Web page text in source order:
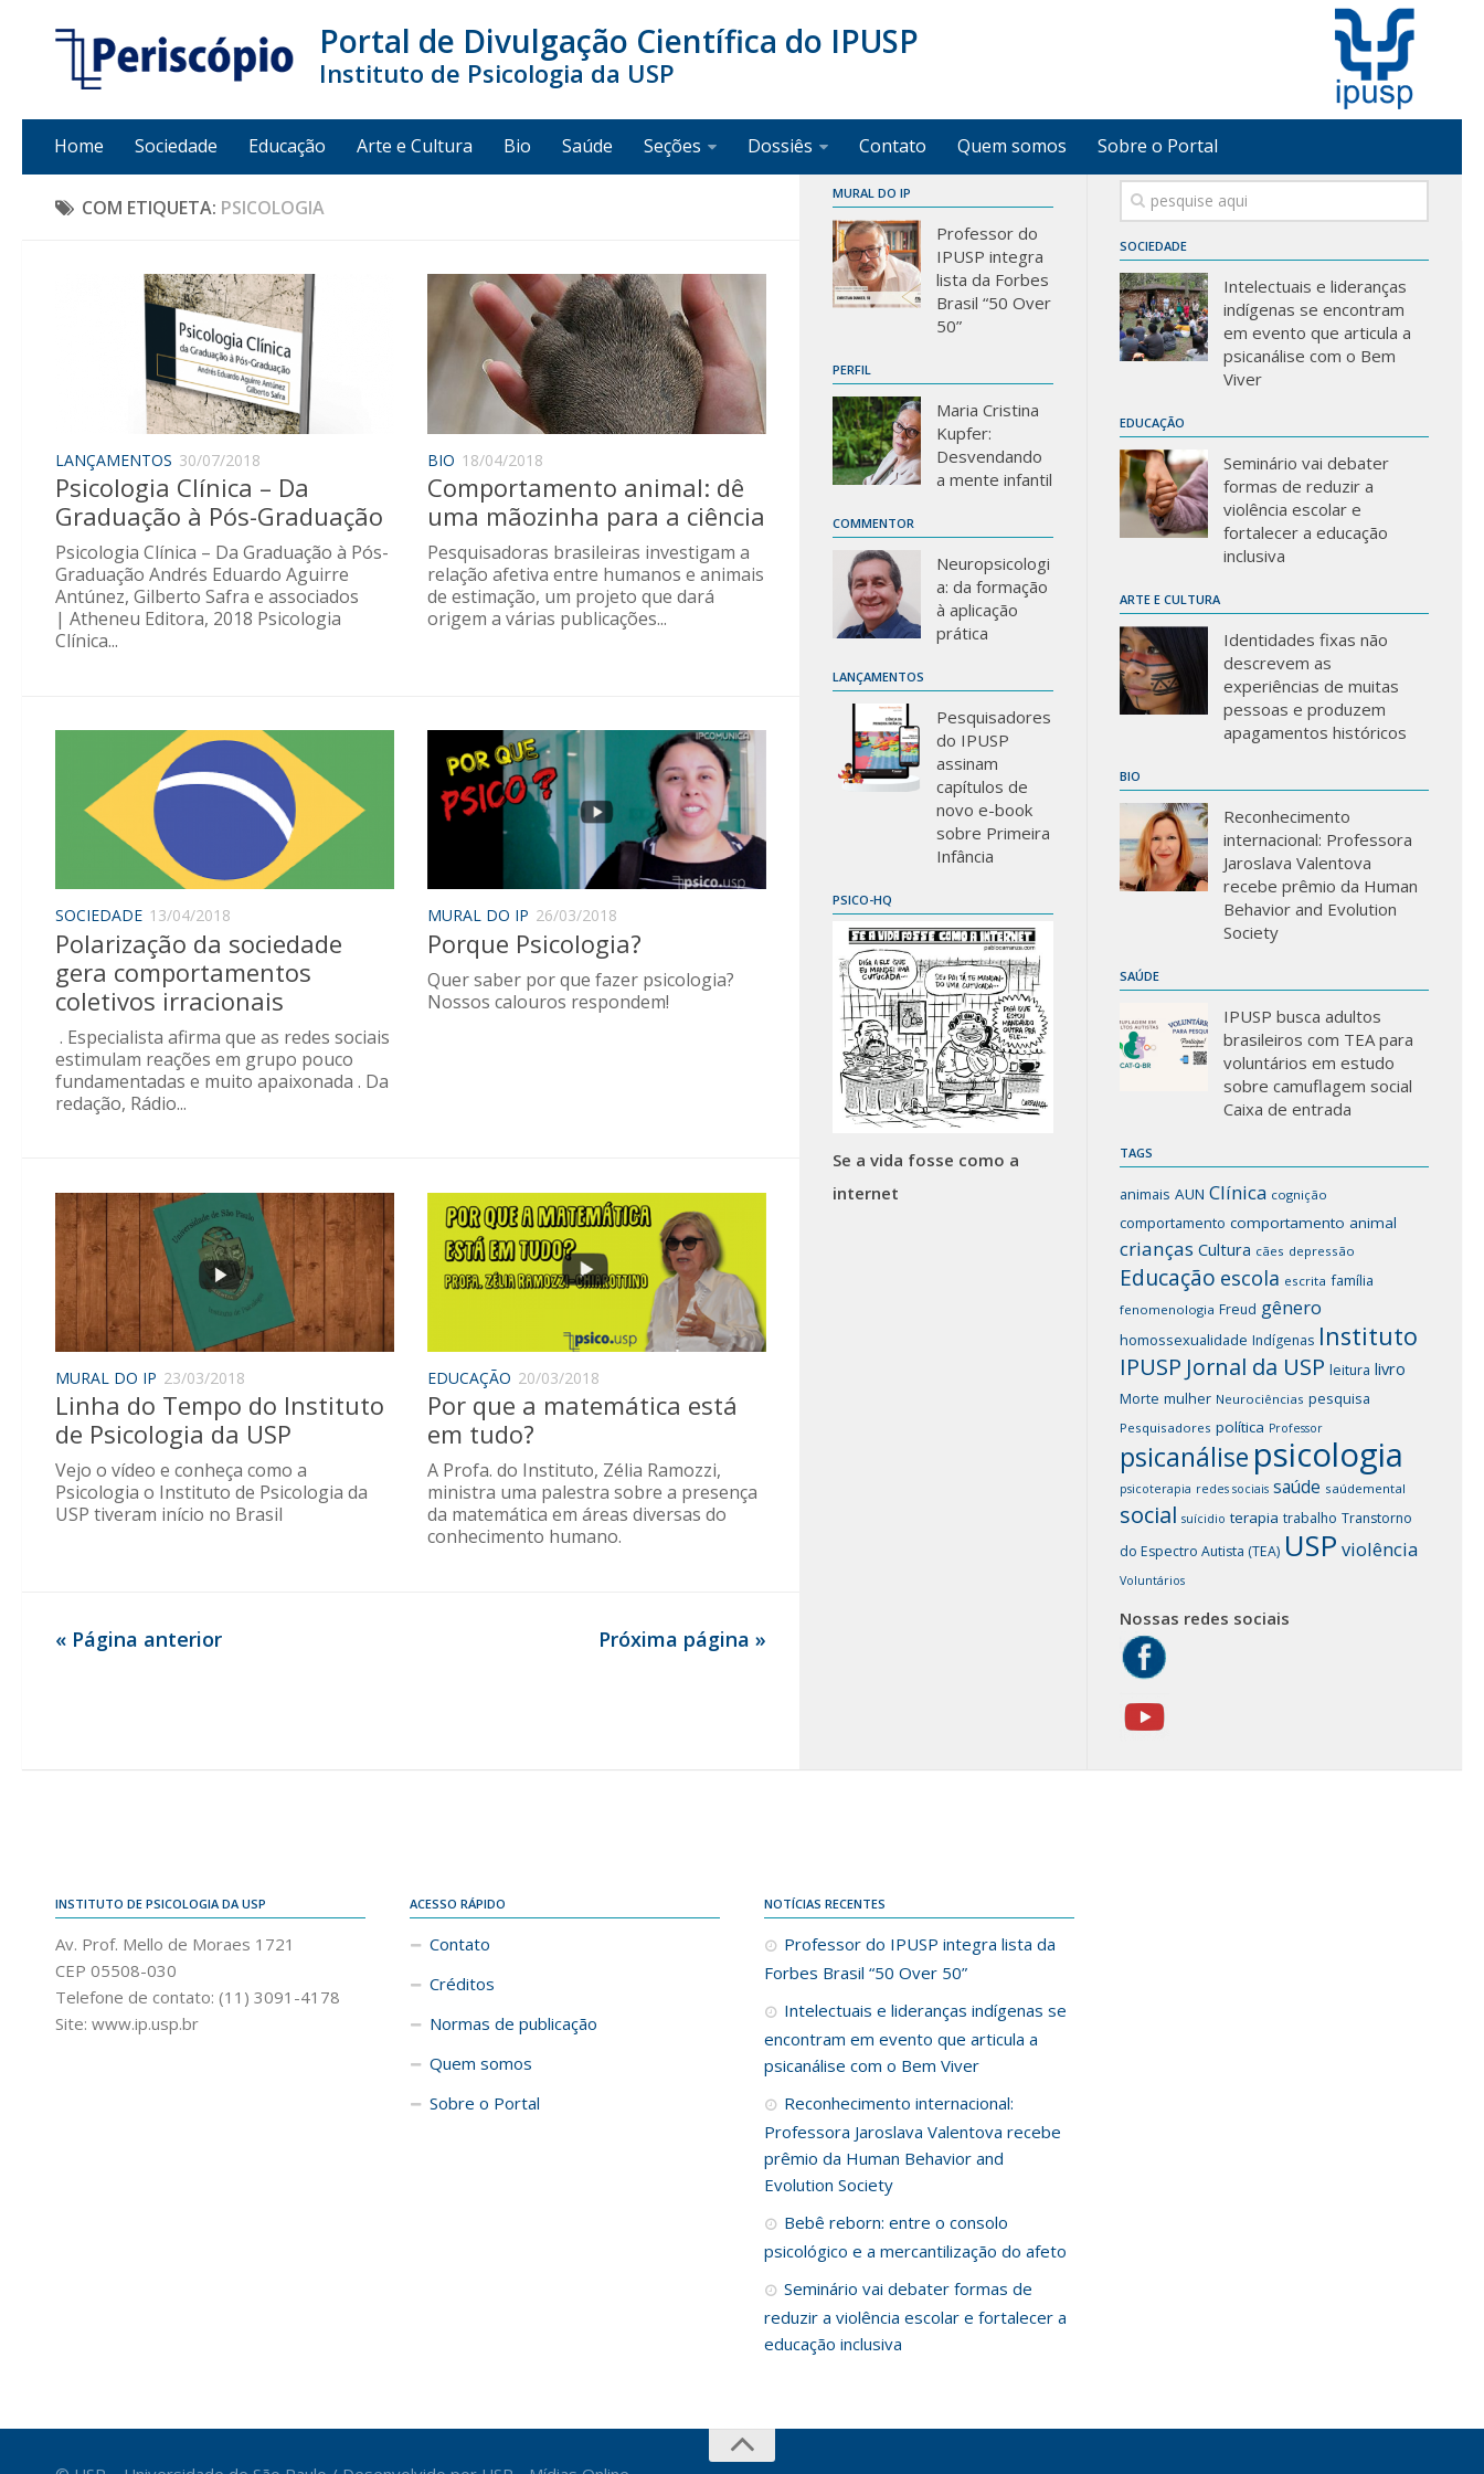
Portal de Divulgação Científica do IPUSP
Instituto de Psicologia da USP
Home Sociedade Educação Arte e Cultura Bio Saúde Seções Dossiês Contato Quem somos Sobre o Portal
COM ETIQUETA: PSICOLOGIA
LANÇAMENTOS 30/07/2018
Psicologia Clínica – Da
Graduação à Pós-Graduação
Psicologia Clínica – Da Graduação à Pós-
Graduação Andrés Eduardo Aguirre
Antúnez, Gilberto Safra e associados
| Atheneu Editora, 2018 Psicologia
Clínica...
BIO 18/04/2018
Comportamento animal: dê
uma mãozinha para a ciência
Pesquisadoras brasileiras investigam a
relação afetiva entre humanos e animais
de estimação, um projeto que dará
origem a várias publicações...
SOCIEDADE 13/04/2018
Polarização da sociedade
gera comportamentos
coletivos irracionais
. Especialista afirma que as redes sociais
estimulam reações em grupo pouco
fundamentadas e muito apaixonada . Da
redação, Rádio...
MURAL DO IP 26/03/2018
Porque Psicologia?
Quer saber por que fazer psicologia?
Nossos calouros respondem!
MURAL DO IP 23/03/2018
Linha do Tempo do Instituto
de Psicologia da USP
Vejo o vídeo e conheça como a
Psicologia o Instituto de Psicologia da
USP tiveram início no Brasil
EDUCAÇÃO 20/03/2018
Por que a matemática está
em tudo?
A Profa. do Instituto, Zélia Ramozzi,
ministra uma palestra sobre a presença
da matemática em áreas diversas do
conhecimento humano.
« Página anterior Próxima página »
SOCIEDADE
Intelectuais e lideranças
indígenas se encontram
em evento que articula a
psicanálise com o Bem
Viver
EDUCAÇÃO
Seminário vai debater
formas de reduzir a
violência escolar e
fortalecer a educação
inclusiva
ARTE E CULTURA
Identidades fixas não
descrevem as
experiências de muitas
pessoas e produzem
apagamentos históricos
BIO
Reconhecimento
internacional: Professora
Jaroslava Valentova
recebe prêmio da Human
Behavior and Evolution
Society
SAÚDE
IPUSP busca adultos
brasileiros com TEA para
voluntários em estudo
sobre camuflagem social
Caixa de entrada
TAGS
animais AUN Clínica cognição
comportamento comportamento animal
crianças Cultura cães depressão
Educação escola escrita família
fenomenologia Freud gênero
homossexualidade Indígenas Instituto
IPUSP Jornal da USP leitura livro
Morte mulher Neurociências pesquisa
Pesquisadores política Professor
psicanálise psicologia
psicoterapia redes sociais saúde saúdemental
social suícidio terapia trabalho Transtorno
do Espectro Autista (TEA) USP violência
Voluntários
Nossas redes sociais
MURAL DO IP
Professor do
IPUSP integra
lista da Forbes
Brasil “50 Over
50”
PERFIL
Maria Cristina
Kupfer:
Desvendando
a mente infantil
COMMENTOR
Neuropsicologi
a: da formação
à aplicação
prática
LANÇAMENTOS
Pesquisadores
do IPUSP
assinam
capítulos de
novo e-book
sobre Primeira
Infância
PSICO-HQ
Se a vida fosse como a
internet
INSTITUTO DE PSICOLOGIA DA USP
Av. Prof. Mello de Moraes 1721
CEP 05508-030
Telefone de contato: (11) 3091-4178
Site: www.ip.usp.br
ACESSO RÁPIDO
Contato
Créditos
Normas de publicação
Quem somos
Sobre o Portal
NOTÍCIAS RECENTES
Professor do IPUSP integra lista da
Forbes Brasil “50 Over 50”
Intelectuais e lideranças indígenas se
encontram em evento que articula a
psicanálise com o Bem Viver
Reconhecimento internacional:
Professora Jaroslava Valentova recebe
prêmio da Human Behavior and
Evolution Society
Bebê reborn: entre o consolo
psicológico e a mercantilização do afeto
Seminário vai debater formas de
reduzir a violência escolar e fortalecer a
educação inclusiva